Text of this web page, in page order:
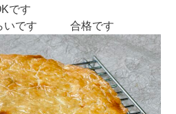
です
らいです 合格です